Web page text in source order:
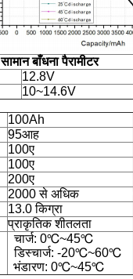
सामान बाँधना पैरामीटर
12.8V
10~14.6V
100Ah
95आह
100ए
100ए
200ए
2000 से अधिक
13.0 किग्रा
प्राकृतिक शीतलता
चार्ज: 0℃~45℃
डिस्चार्ज: -20℃~60℃
भंडारण: 0℃~45℃